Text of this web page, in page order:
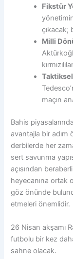
Fikstür
çıkacak;
Milli
maçın
Bahis
avantajla bir
derbilerde her
sert savunma
açısından
heyecanına ortak
göz önünde
etmeleri önemlidir.
26 Nisan akşamı
futbolu bir kez
sahne olacak.